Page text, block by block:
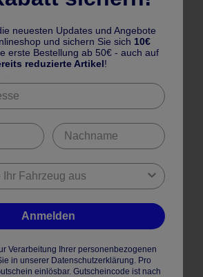
neuesten Updates und Angebote
und sichern Sie sich 10€
erste Bestellung ab 50€ - auch auf
reduzierte Artikel!
Anmelden
Verarbeitung Ihrer personenbezogenen
in unserer Datenschutzerklärung. Pro
einlösbar. Gutscheincode ist nach